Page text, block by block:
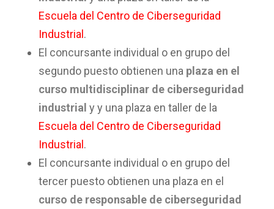
Escuela del Centro de Ciberseguridad
Industrial .
El concursante individual o en grupo del
segundo puesto obtienen una plaza en el
curso multidisciplinar de ciberseguridad
industrial y y una plaza en taller de la
Escuela del Centro de Ciberseguridad
Industrial .
El concursante individual o en grupo del
tercer puesto obtienen una plaza en el
curso de responsable de ciberseguridad